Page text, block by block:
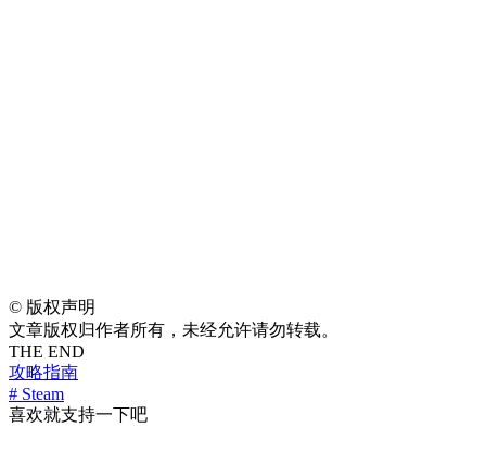
© 版权声明
文章版权归作者所有，未经允许请勿转载。
THE END
攻略指南
# Steam
喜欢就支持一下吧